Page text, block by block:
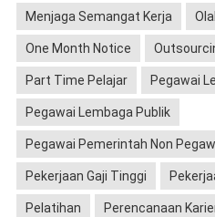
Menjaga Semangat Kerja
One Month Notice
Part Time Pelajar Pegawai
Pegawai Lembaga Publik
Pegawai Pemerintah Non
Pekerjaan Gaji Tinggi
Pelatihan Perencanaan